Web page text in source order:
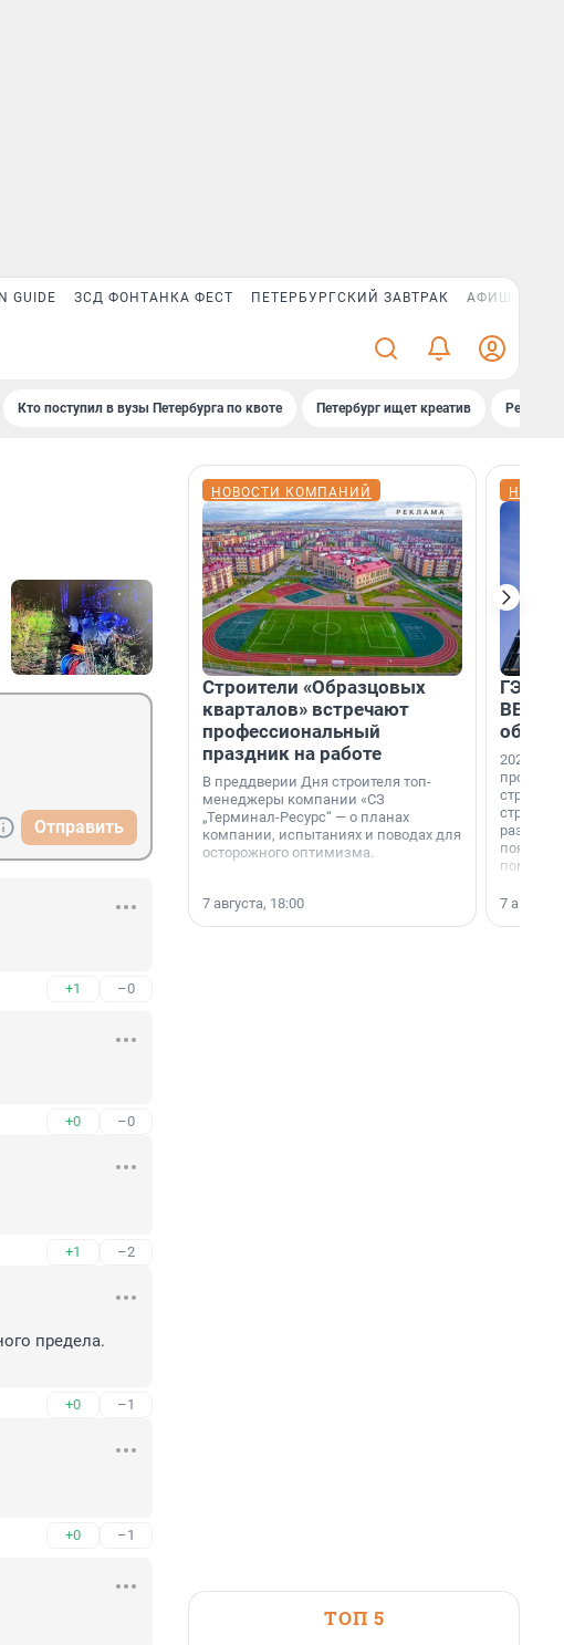
GUIDE ЗСД ФОНТАНКА ФЕСТ ПЕТЕРБУРГСКИЙ ЗАВТРАК АФИША PLUS
Кто поступил в вузы Петербурга по квоте Петербург ищет креатив
Отправить
+1 –0
+0 –0
+1 –2
предела.
+0 –1
+0 –1
НОВОСТИ КОМПАНИЙ
Строители «Образцовых
кварталов» встречают
профессиональный
праздник на работе
В преддверии Дня строителя топ-
менеджеры компании «СЗ
„Терминал-Ресурс“ — о планах
компании, испытаниях и поводах для
осторожного оптимизма.
7 августа, 18:00
ГЭС,
ВВП: в
об
2026-й —
раз. В
7
ТОП 5